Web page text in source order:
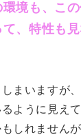
境も、こ
、特性も
まいますが
ように見え
しれません